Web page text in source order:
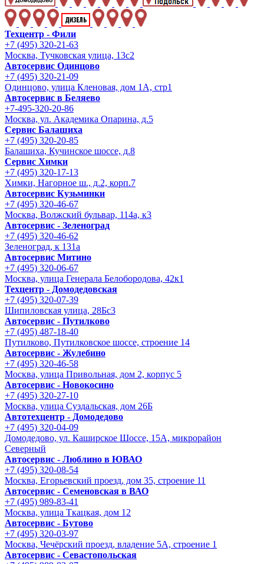
Техцентр - Фили
+7 (495) 320-21-63
Москва, Тучковская улица, 13с2
Автосервис Одинцово
+7 (495) 320-21-09
Одинцово, улица Кленовая, дом 1А, стр1
Автосервис в Беляево
+7-495-320-20-86
Москва, ул. Академика Опарина, д.5
Сервис Балашиха
+7 (495) 320-20-85
Балашиха, Кучинское шоссе, д.8
Сервис Химки
+7 (495) 320-17-13
Химки, Нагорное ш., д.2, корп.7
Автосервис Кузьминки
+7 (495) 320-46-67
Москва, Волжский бульвар, 114а, к3
Автосервис - Зеленоград
+7 (495) 320-46-62
Зеленоград, к 131а
Автосервис Митино
+7 (495) 320-06-67
Москва, улица Генерала Белобородова, 42к1
Техцентр - Домодедовская
+7 (495) 320-07-39
Шипиловская улица, 28Бс3
Автосервис - Путилково
+7 (495) 487-18-40
Путилково, Путилковское шоссе, строение 14
Автосервис - Жулебино
+7 (495) 320-46-58
Москва, улица Привольная, дом 2, корпус 5
Автосервис - Новокосино
+7 (495) 320-27-10
Москва, улица Суздальская, дом 26Б
Автотехцентр - Домодедово
+7 (495) 320-04-09
Домодедово, ул. Каширское Шоссе, 15А, микрорайон
Северный
Автосервис - Люблино в ЮВАО
+7 (495) 320-08-54
Москва, Егорьевский проезд, дом 35, строение 11
Автосервис - Семеновская в ВАО
+7 (495) 989-83-41
Москва, улица Ткацкая, дом 12
Автосервис - Бутово
+7 (495) 320-03-97
Москва, Чечёрский проезд, владение 5А, строение 1
Автосервис - Cевастопольская